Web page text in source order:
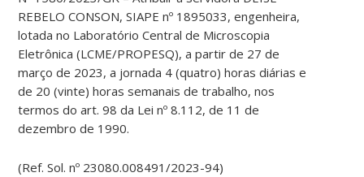
REBELO CONSON, SIAPE nº 1895033, engenheira,
lotada no Laboratório Central de Microscopia
Eletrônica (LCME/PROPESQ), a partir de 27 de
março de 2023, a jornada 4 (quatro) horas diárias e
de 20 (vinte) horas semanais de trabalho, nos
termos do art. 98 da Lei nº 8.112, de 11 de
dezembro de 1990.
(Ref. Sol. nº 23080.008491/2023-94)